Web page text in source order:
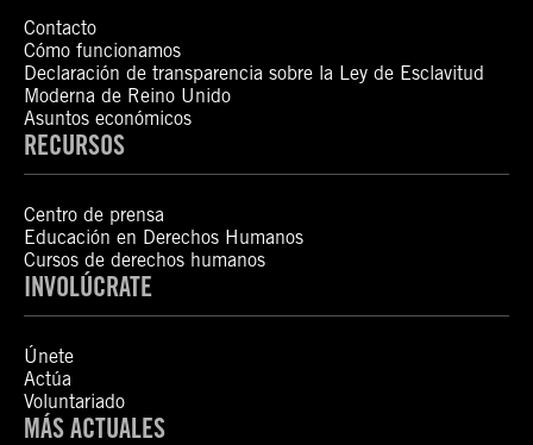
Contacto
Cómo funcionamos
Declaración de transparencia sobre la Ley de Esclavitud
Moderna de Reino Unido
Asuntos económicos
RECURSOS
Centro de prensa
Educación en Derechos Humanos
Cursos de derechos humanos
INVOLÚCRATE
Únete
Actúa
Voluntariado
MÁS ACTUALES